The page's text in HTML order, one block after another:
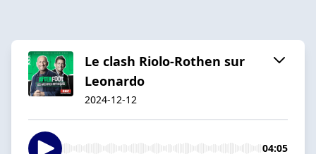
Le clash Riolo-Rothen sur
Leonardo
2024-12-12
04:05